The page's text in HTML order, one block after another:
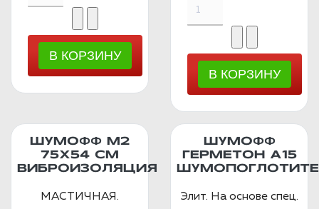
ШУМОФФ М2
75X54 СМ
ВИБРОИЗОЛЯЦИЯ
МАСТИЧНАЯ.
ШУМОФФ
ГЕРМЕТОН А15
Элит. На основе спец.